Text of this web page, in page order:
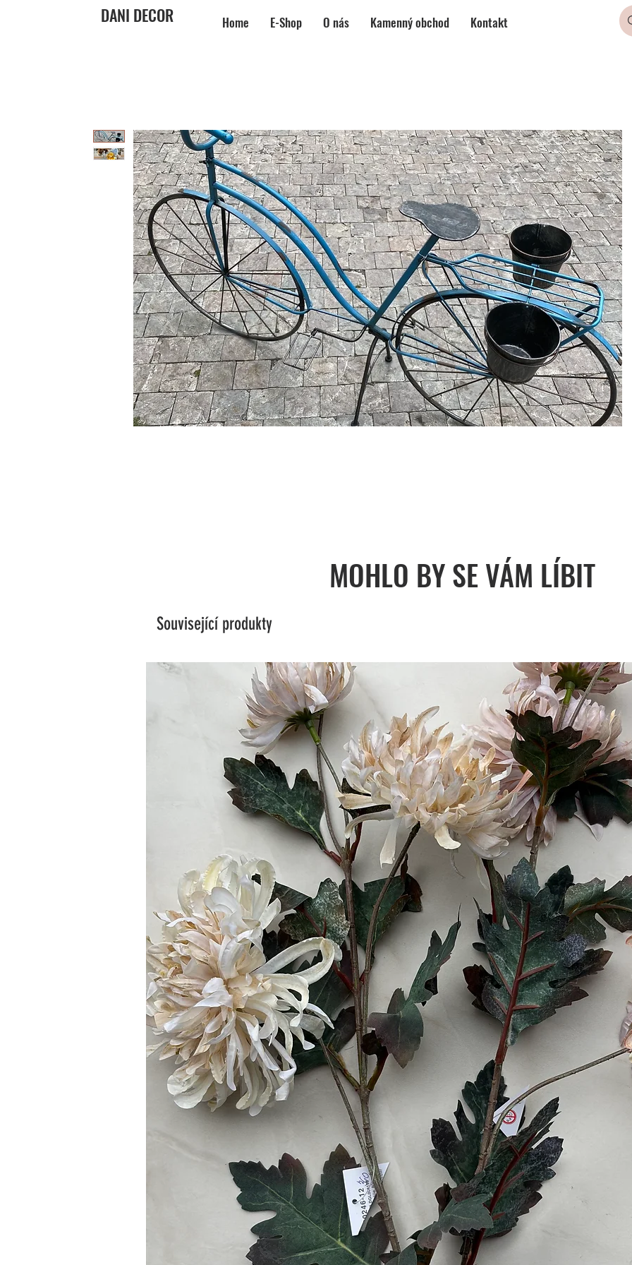
DANI DECOR Home E-Shop O nás Kamenný obchod Kontakt
MOHLO BY SE VÁM LÍBIT
Související produkty